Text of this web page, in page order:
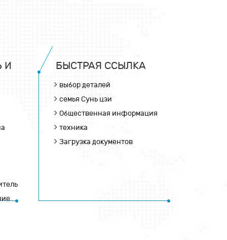
И
БЫСТРАЯ ССЫЛКА
выбор деталей
семья Сунь цзи
Общественная информация
техника
Загрузка документов